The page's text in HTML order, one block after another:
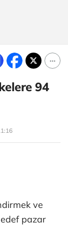
94
ve
pazar